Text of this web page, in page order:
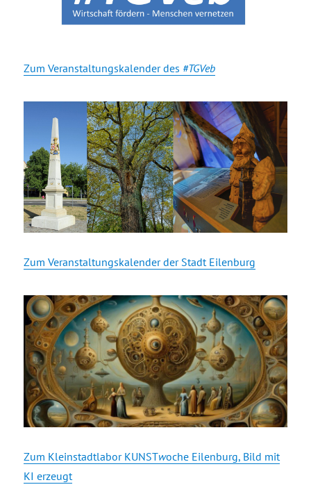
Zum Veranstaltungskalender des #TGVeb
Zum Veranstaltungskalender der Stadt Eilenburg
Zum Kleinstadtlabor KUNSTwoche Eilenburg, Bild mit
KI erzeugt